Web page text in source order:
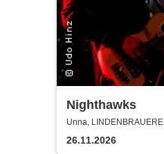
Nighthawks
Unna, LINDENBRAUEREI
26.11.2026